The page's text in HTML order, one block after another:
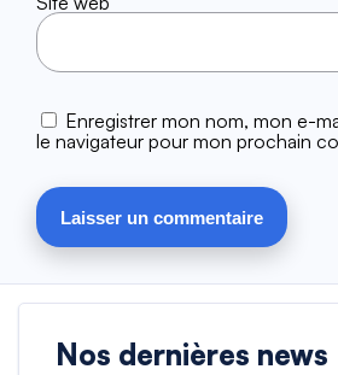
Enregistrer mon nom, mon e-
le navigateur pour mon prochain
Nos dernières news